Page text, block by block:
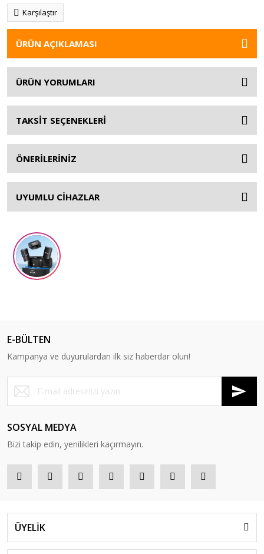
Karşılaştır
ÜRÜN AÇIKLAMASI
ÜRÜN YORUMLARI
TAKSİT SEÇENEKLERİ
ÖNERİLERİNİZ
UYUMLU CİHAZLAR
E-BÜLTEN
Kampanya ve duyurulardan ilk siz haberdar olun!
SOSYAL MEDYA
Bizi takip edin, yenilikleri kaçırmayın.
ÜYELİK